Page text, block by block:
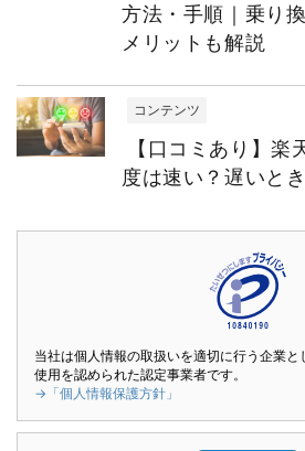
方法・手順｜乗り
メリットも解説
コンテンツ
【口コミあり】楽
度は速い？遅いと
当社は個人情報の取扱いを適切に行う企業
使用を認められた認定事業者です。
→「個人情報保護方針」